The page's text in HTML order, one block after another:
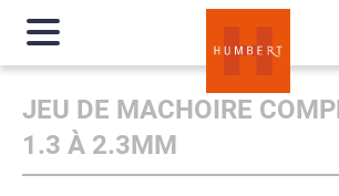
JEU DE MACHOIRE
1.3 À 2.3MM